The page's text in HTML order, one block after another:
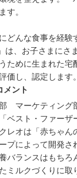
す。
どんな食事を経験
は、お子さまに
ために生まれた
価し、認定します。
メント
マーケティング
ベスト・ファーザ
レオは「赤ちゃん
プによって開発さ
バランスはもち
ミルクづくりに